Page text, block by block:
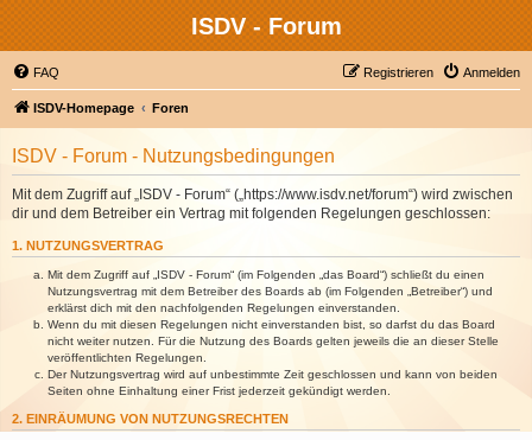
ISDV - Forum
FAQ Anmelden
Registrieren
ISDV-Homepage Foren
ISDV - Forum - Nutzungsbedingungen
Mit dem Zugriff auf „ISDV - Forum“ („https://www.isdv.net/forum“) wird zwischen
dir und dem Betreiber ein Vertrag mit folgenden Regelungen geschlossen:
1. NUTZUNGSVERTRAG
Mit dem Zugriff auf „ISDV - Forum“ (im Folgenden „das Board“) schließt du einen
Nutzungsvertrag mit dem Betreiber des Boards ab (im Folgenden „Betreiber“) und
erklärst dich mit den nachfolgenden Regelungen einverstanden.
Wenn du mit diesen Regelungen nicht einverstanden bist, so darfst du das Board
nicht weiter nutzen. Für die Nutzung des Boards gelten jeweils die an dieser Stelle
veröffentlichten Regelungen.
Der Nutzungsvertrag wird auf unbestimmte Zeit geschlossen und kann von beiden
Seiten ohne Einhaltung einer Frist jederzeit gekündigt werden.
2. EINRÄUMUNG VON NUTZUNGSRECHTEN